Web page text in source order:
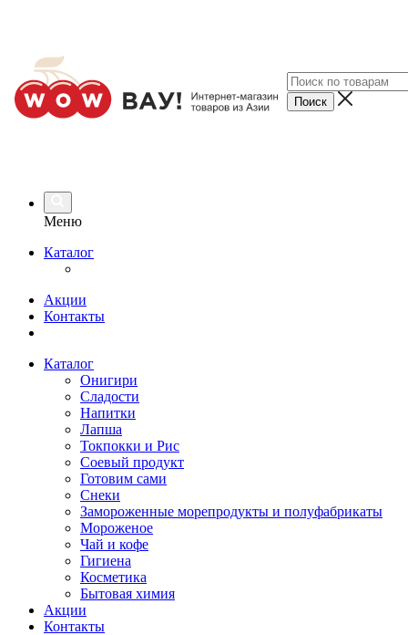
Меню
Каталог
Акции
Контакты
Каталог
Онигири
Сладости
Напитки
Лапша
Токпокки и Рис
Соевый продукт
Готовим сами
Снеки
Замороженные морепродукты и полуфабрикаты
Мороженое
Чай и кофе
Гигиена
Косметика
Бытовая химия
Акции
Контакты